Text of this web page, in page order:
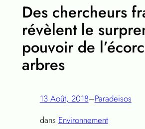
Des chercheurs
révèlent le
pouvoir de
arbres
13 Août, 2018–Paradeisos
dans Environnement